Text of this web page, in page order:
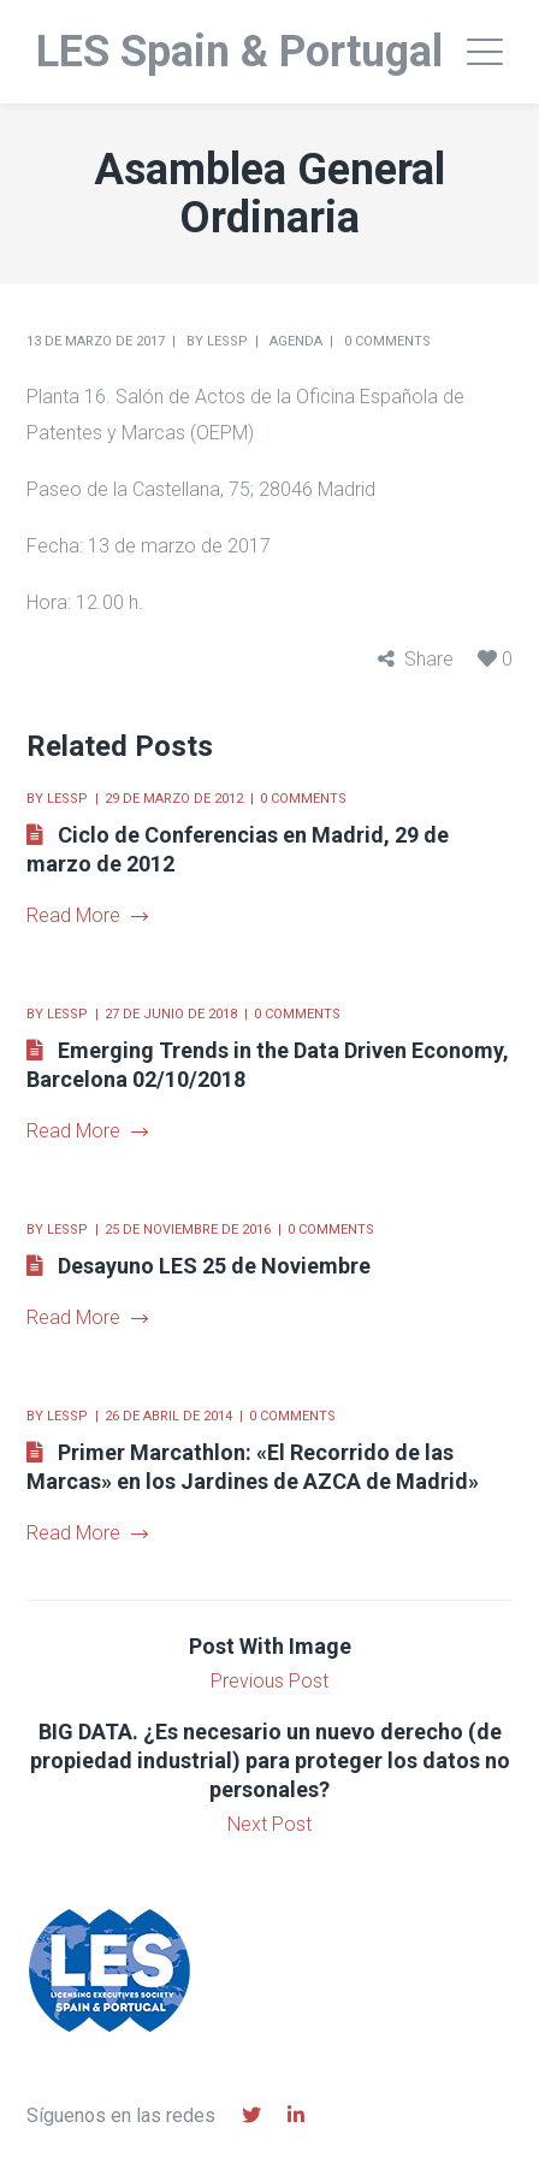
LES Spain & Portugal
Asamblea General
Ordinaria
13 DE MARZO DE 2017 BY LESSP AGENDA 0 COMMENTS
Planta 16. Salón de Actos de la Oficina Española de
Patentes y Marcas (OEPM)
Paseo de la Castellana, 75; 28046 Madrid
Fecha: 13 de marzo de 2017
Hora: 12.00 h.
Share 0
Related Posts
BY LESSP 29 DE MARZO DE 2012 0 COMMENTS
Ciclo de Conferencias en Madrid, 29 de
marzo de 2012
Read More
BY LESSP 27 DE JUNIO DE 2018 0 COMMENTS
Emerging Trends in the Data Driven Economy,
Barcelona 02/10/2018
Read More
BY LESSP 25 DE NOVIEMBRE DE 2016 0 COMMENTS
Desayuno LES 25 de Noviembre
Read More
BY LESSP 26 DE ABRIL DE 2014 0 COMMENTS
Primer Marcathlon: «El Recorrido de las
Marcas» en los Jardines de AZCA de Madrid»
Read More
Post With Image
Previous Post
BIG DATA. ¿Es necesario un nuevo derecho (de
propiedad industrial) para proteger los datos no
personales?
Next Post
Síguenos en las redes